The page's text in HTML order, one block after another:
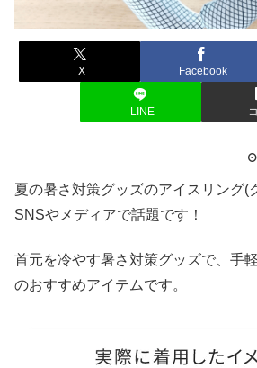
X Facebook
LINE
夏の暑さ対策グッズのアイスリング(
SNSやメディアで話題です！
首元を冷やす暑さ対策グッズで、手
のおすすめアイテムです。